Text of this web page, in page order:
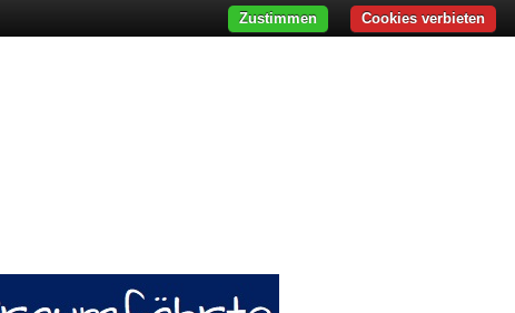
Cookies verbieten
Zustimmen